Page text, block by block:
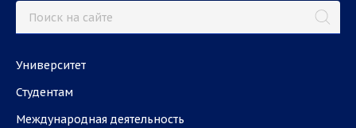
Университет
Студентам
Международная деятельность